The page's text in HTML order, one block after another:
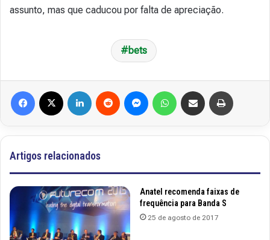
assunto, mas que caducou por falta de apreciação.
bets
Artigos relacionados
Anatel recomenda faixas de
frequência para Banda S
25 de agosto de 2017